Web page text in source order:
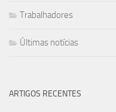
Trabalhadores
Últimas notícias
ARTIGOS RECENTES